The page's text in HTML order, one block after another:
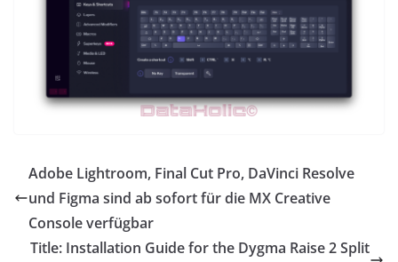
Adobe Lightroom, Final Cut Pro, DaVinci Resolve
und Figma sind ab sofort für die MX Creative
Console verfügbar
Title: Installation Guide for the Dygma Raise 2 Split